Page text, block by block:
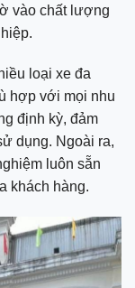
vào chất lượng
loại xe đa
hợp với mọi nhu
định kỳ, đảm
dụng. Ngoài ra,
luôn sẵn
khách hàng.